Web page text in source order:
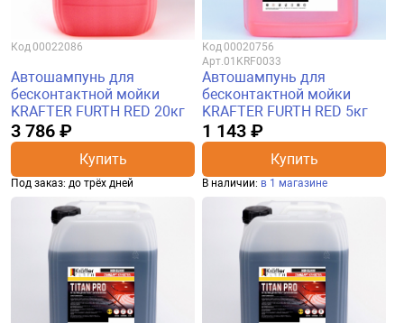
Код00022086
Автошампунь для
бесконтактной мойки
KRAFTER FURTH RED 20кг
3 786 ₽
Купить
Под заказ: до трёх дней
Код00020756
Арт.01KRF0033
Автошампунь для
бесконтактной мойки
KRAFTER FURTH RED 5кг
1 143 ₽
Купить
В наличии: в 1 магазине